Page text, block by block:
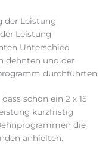
der Leistung
Leistung
Unterschied
dehnten und der
durchführten
schon ein 2 x 15
kurzfristig
die
anhielten.